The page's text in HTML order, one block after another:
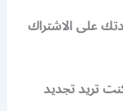
على الاشتراك
تريد تجديد